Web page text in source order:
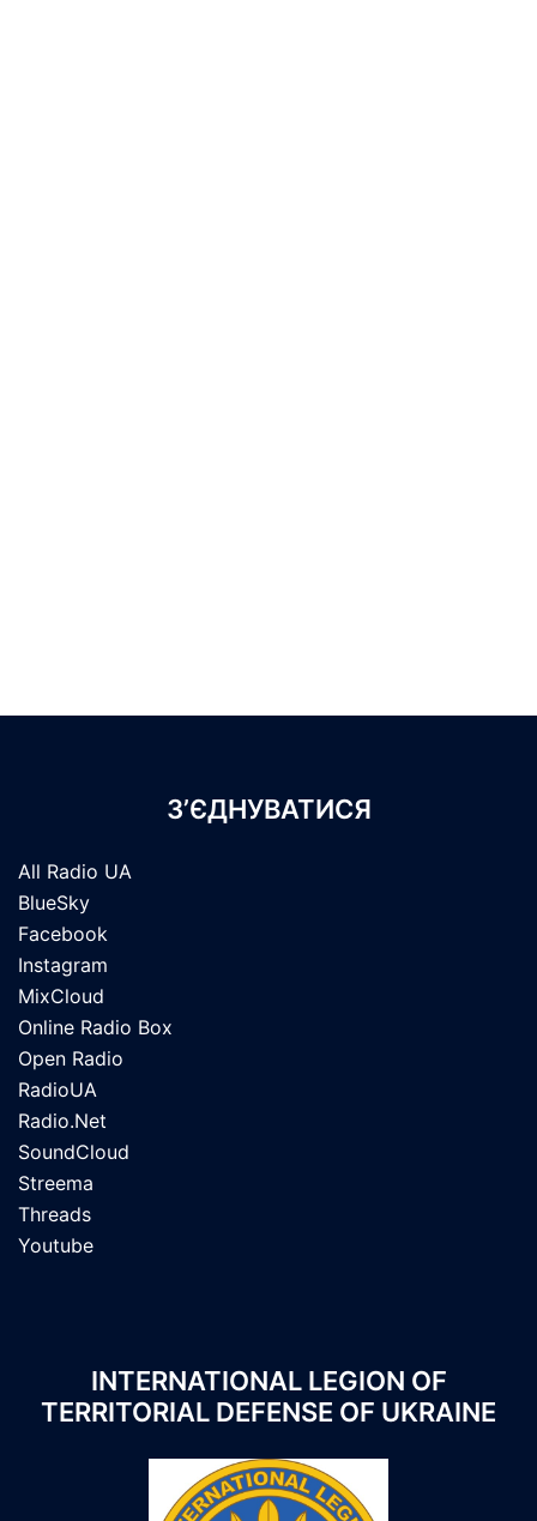
З’ЄДНУВАТИСЯ
All Radio UA
BlueSky
Facebook
Instagram
MixCloud
Online Radio Box
Open Radio
RadioUA
Radio.Net
SoundCloud
Streema
Threads
Youtube
INTERNATIONAL LEGION OF
TERRITORIAL DEFENSE OF UKRAINE